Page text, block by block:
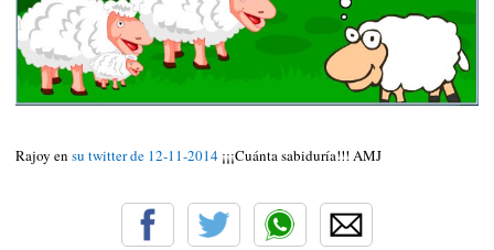
Rajoy en su twitter de 12-11-2014 ¡¡¡Cuánta sabiduría!!! AMJ